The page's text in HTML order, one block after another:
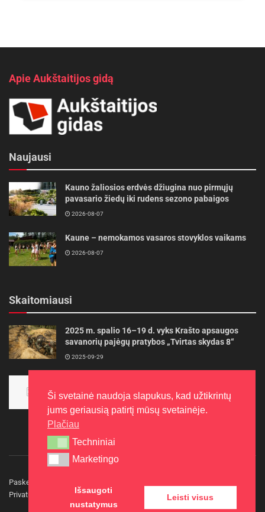
Apie Aukštaitijos gidą
Naujausi
Kauno žaliosios erdvės džiugina nuo pirmųjų
pavasario žiedų iki rudens sezono pabaigos
2026-08-07
Kaune – nemokamos vasaros stovyklos vaikams
2026-08-07
Skaitomiausi
2025 m. spalio 16–19 d. vyks Krašto apsaugos
savanorių pajėgų pratybos „Tvirtas skydas 8“
2025-09-29
aukso
2015-10-30
Paskelbkite naujieną
Privatumo politika
Kontaktai
Ši svetainė naudoja slapukus, kad užtikrintų
jums geriausią patirtį mūsų svetainėje.
Plačiau
Techniniai
Techniniai
Marketingo
Marketingo
Išsaugoti
nustatymus
Leisti visus